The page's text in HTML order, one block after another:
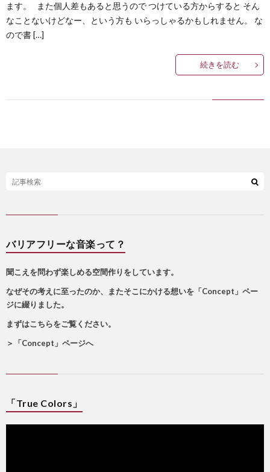
ます。 また個人差もあると思うので つけている方からすると そん
なことないけどなー、という方も いらっしゃるかもしれません。 な
ので書 […]
続きを読む
バリアフリーな音楽って？
聞こえを問わず楽しめる空間作りをしています。
なぜその考えに至ったのか、またそこにかける想いを「Concept」ペー
ジに綴りました。
まずはこちらをご覧ください。
＞
「Concept」ページへ
「True Colors」
動